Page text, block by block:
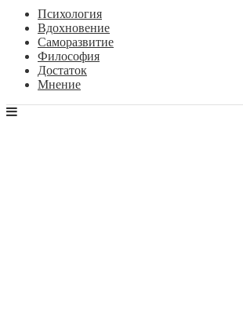
Психология
Вдохновение
Саморазвитие
Философия
Достаток
Мнение